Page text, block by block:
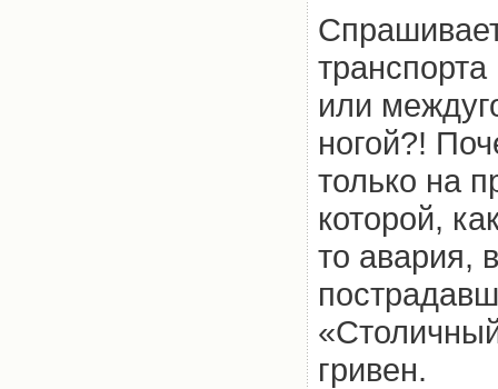
транспорта
или
ногой?!
только на
которой,
то авария,
гривен.